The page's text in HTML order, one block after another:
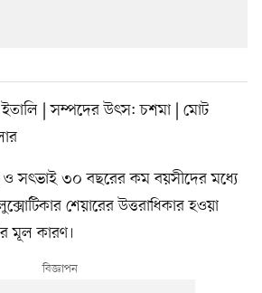
| সম্পদের উৎস: চশমা | মোট
সৎভাই ৩০ বছরের কম বয়সীদের মধ্যে
শেয়ারের উত্তরাধিকার হওয়া
মূল কারণ।